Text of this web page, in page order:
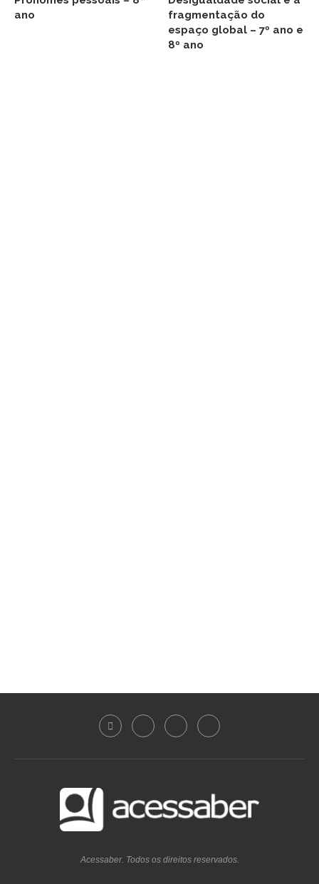
ano
fragmentação do
espaço global – 7º ano e
8º ano
Acessaber. Todos os direitos reservados.